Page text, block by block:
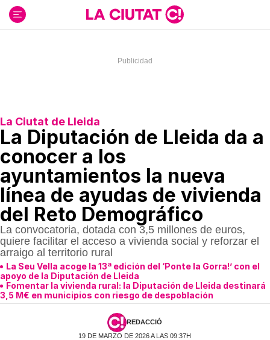
contenido
La Ciutat de Lleida
La Diputación de Lleida da a
conocer a los
ayuntamientos la nueva
línea de ayudas de vivienda
del Reto Demográfico
La convocatoria, dotada con 3,5 millones de euros,
quiere facilitar el acceso a vivienda social y reforzar el
arraigo al territorio rural
La Seu Vella acoge la 13ª edición del ‘Ponte la Gorra!’ con el
apoyo de la Diputación de Lleida
Fomentar la vivienda rural: la Diputación de Lleida destinará
3,5 M€ en municipios con riesgo de despoblación
REDACCIÓ
19 DE MARZO DE 2026 A LAS 09:37H